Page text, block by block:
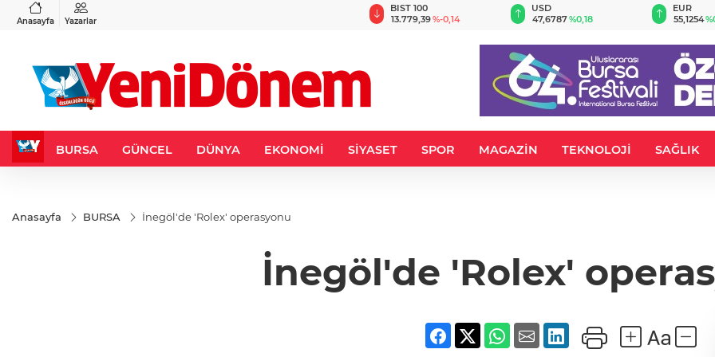
Anasayfa Yazarlar
%-0,22
BIST 100
13.779,39%-0,14
USD
47,6787%0,18
EUR
55,1254
BURSA GÜNCEL DÜNYA EKONOMİ SİYASET SPOR MAGAZİN TEKNOLOJİ SAĞLIK
Anasayfa BURSA İnegöl'de 'Rolex' operasyonu
İnegöl'de 'Rolex'